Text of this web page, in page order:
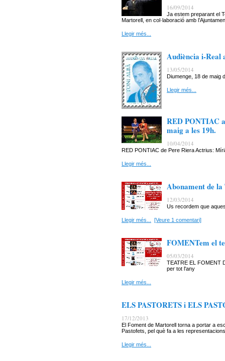
16/09/2014
Ja estem preparant el
Martorell, en col·laboració amb
Llegir més...
Audiència i-Real
13/05/2014
Diumenge, 18 de maig
Llegir més...
RED PONTIAC
maig a les 19h.
10/04/2014
RED PONTIAC de Pere Riera Actrius:
Llegir més...
Abonament de
12/03/2014
Us recordem que
Llegir més... [Veure 1 comentari]
FOMENTem el
05/03/2014
TEATRE EL FOMENT
per tot l'any
Llegir més...
ELS PASTORETS i ELS
17/12/2013
El Foment de Martorell torna a portar a
Pastofets, pel què fa a les
Llegir més...